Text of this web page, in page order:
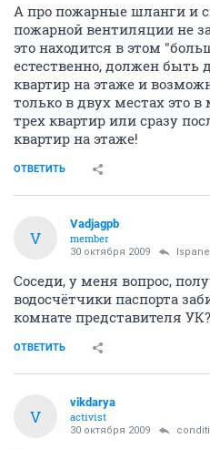
А про пожарные шланги и
пожарной вентиляции не
это находится в этом
естественно, должен быть
квартир на этаже и
только в двух местах это
трех квартир или сразу
квартир на этаже!
ОТВЕТИТЬ
V
Vadjagpb
member
30 октября 2009
Соседи, у меня вопрос,
водосчётчики паспорта
комнате представителя
ОТВЕТИТЬ
V
vikdarya
activist
30 октября 2009